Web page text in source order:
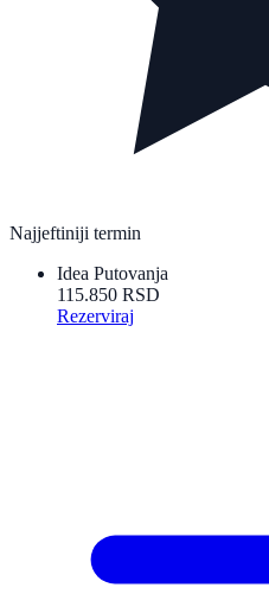
Najjeftiniji termin
Idea Putovanja
115.850 RSD
Rezerviraj